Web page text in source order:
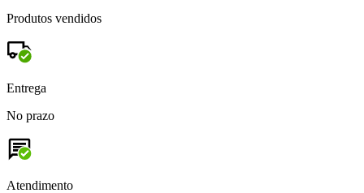
Produtos vendidos
Entrega
No prazo
Atendimento